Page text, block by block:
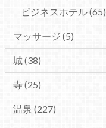
ビジネスホテル(65)
マッサージ (5)
城(38)
寺(25)
温泉 (227)